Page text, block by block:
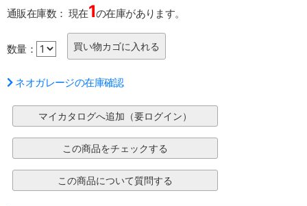
通販在庫数： 現在1の在庫があります。
数量：
ネオガレージの在庫確認